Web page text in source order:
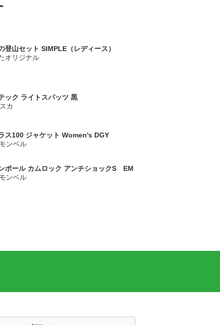
登山セット SIMPLE（レディース）
オリジナル
ック ライトスパッツ 黒
カ
ス100 ジャケット Women's DGY
ンベル
ポール カムロック アンチショックS EM
ンベル